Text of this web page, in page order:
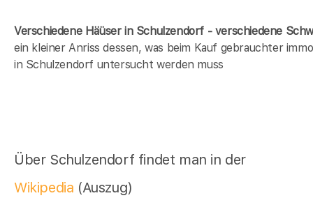
Verschiedene Häüser in Schulzendorf - verschiedene
ein kleiner Anriss dessen, was beim Kauf gebrauchter
in Schulzendorf untersucht werden muss
Über Schulzendorf findet man in der
Wikipedia (Auszug)